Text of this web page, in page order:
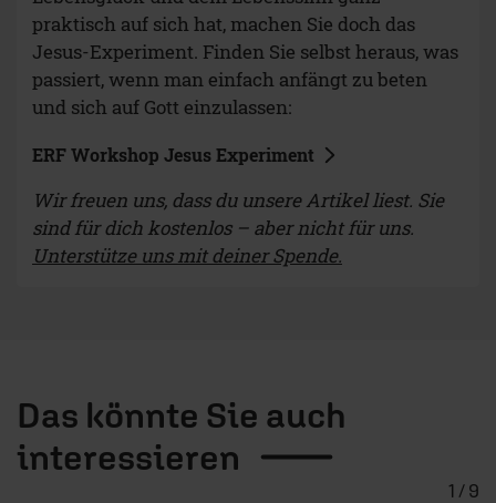
praktisch auf sich hat, machen Sie doch das
Jesus-Experiment. Finden Sie selbst heraus, was
passiert, wenn man einfach anfängt zu beten
und sich auf Gott einzulassen:
ERF Workshop Jesus Experiment
Wir freuen uns, dass du unsere Artikel liest. Sie
sind für dich kostenlos – aber nicht für uns.
Unterstütze uns mit deiner Spende.
Das könnte Sie auch
interessieren
1 / 9